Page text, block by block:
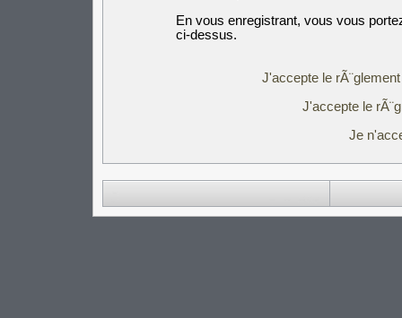
En vous enregistrant, vous vous
ci-dessus.
J'accepte le
J'accepte le
Je